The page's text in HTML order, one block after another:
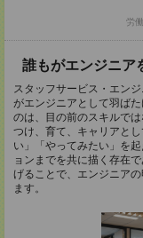
労
誰もがエンジニア
スタッフサービス・エン
がエンジニアとして羽ば
のは、目の前のスキルで
つけ、育て、キャリアと
い」「やってみたい」を
ョンまでを共に描く存在
げることで、エンジニア
ます。